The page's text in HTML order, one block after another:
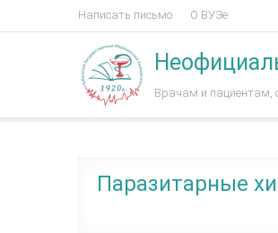
Написать письмо О ВУЗе
Врачам и пациентам,
Паразитарные